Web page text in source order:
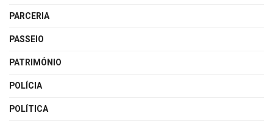
PARCERIA
PASSEIO
PATRIMÓNIO
POLÍCIA
POLÍTICA